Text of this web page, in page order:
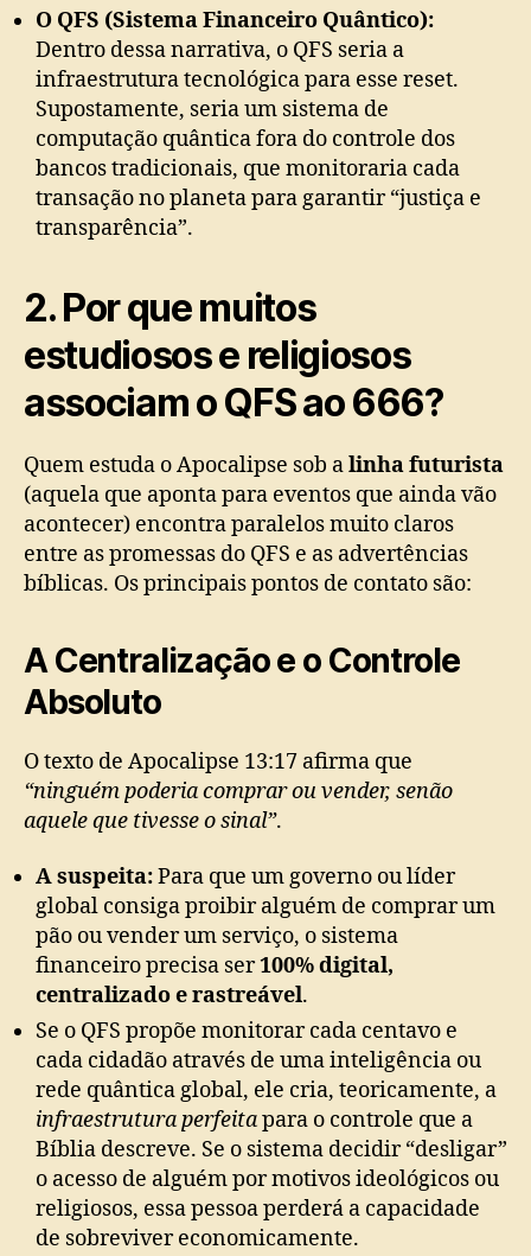
O QFS (Sistema Financeiro Quântico):
Dentro dessa narrativa, o QFS seria a
infraestrutura tecnológica para esse reset.
Supostamente, seria um sistema de
computação quântica fora do controle dos
bancos tradicionais, que monitoraria cada
transação no planeta para garantir “justiça e
transparência”.
2. Por que muitos
estudiosos e religiosos
associam o QFS ao 666?
Quem estuda o Apocalipse sob alinha futurista
(aquela que aponta para eventos que ainda vão
acontecer) encontra paralelos muito claros
entre as promessas do QFS e as advertências
bíblicas. Os principais pontos de contato são:
A Centralização e o Controle
Absoluto
O texto de Apocalipse 13:17 afirma que
“ninguém poderia comprar ou vender, senão
aquele que tivesse o sinal”.
A suspeita:Para que um governo ou líder
global consiga proibir alguém de comprar um
pão ou vender um serviço, o sistema
financeiro precisa ser100% digital,
centralizado e rastreável.
Se o QFS propõe monitorar cada centavo e
cada cidadão através de uma inteligência ou
rede quântica global, ele cria, teoricamente, a
infraestrutura perfeitapara o controle que a
Bíblia descreve. Se o sistema decidir “desligar”
o acesso de alguém por motivos ideológicos ou
religiosos, essa pessoa perderá a capacidade
de sobreviver economicamente.